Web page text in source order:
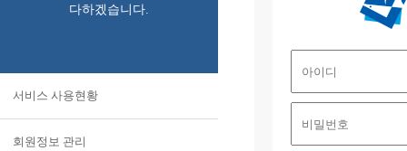
다하겠습니다.
서비스 사용현황
회원정보 관리